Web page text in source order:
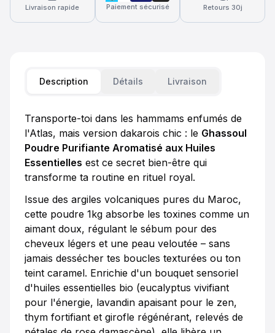
Livraison rapide Paiement sécurisé Retours 30j
Description Détails Livraison
Transporte-toi dans les hammams enfumés de
l'Atlas, mais version dakarois chic : le Ghassoul
Poudre Purifiante Aromatisé aux Huiles
Essentielles est ce secret bien-être qui
transforme ta routine en rituel royal.
Issue des argiles volcaniques pures du Maroc,
cette poudre 1kg absorbe les toxines comme un
aimant doux, régulant le sébum pour des
cheveux légers et une peau veloutée – sans
jamais dessécher tes boucles texturées ou ton
teint caramel. Enrichie d'un bouquet sensoriel
d'huiles essentielles bio (eucalyptus vivifiant
pour l'énergie, lavandin apaisant pour le zen,
thym fortifiant et girofle régénérant, relevés de